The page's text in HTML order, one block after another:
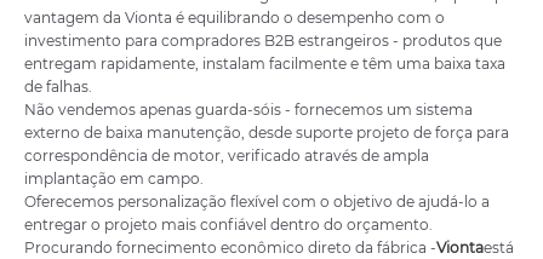
vantagem da Vionta é equilibrando o desempenho com o
investimento para compradores B2B estrangeiros - produtos que
entregam rapidamente, instalam facilmente e têm uma baixa taxa
de falhas.
Não vendemos apenas guarda-sóis - fornecemos um sistema
externo de baixa manutenção, desde suporte projeto de força para
correspondência de motor, verificado através de ampla
implantação em campo.
Oferecemos personalização flexível com o objetivo de ajudá-lo a
entregar o projeto mais confiável dentro do orçamento.
Procurando fornecimento econômico direto da fábrica -Viontaestá